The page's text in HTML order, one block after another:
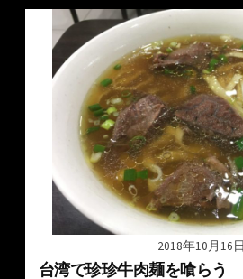
2018年10月16日
台湾で珍珍牛肉麺を喰らう